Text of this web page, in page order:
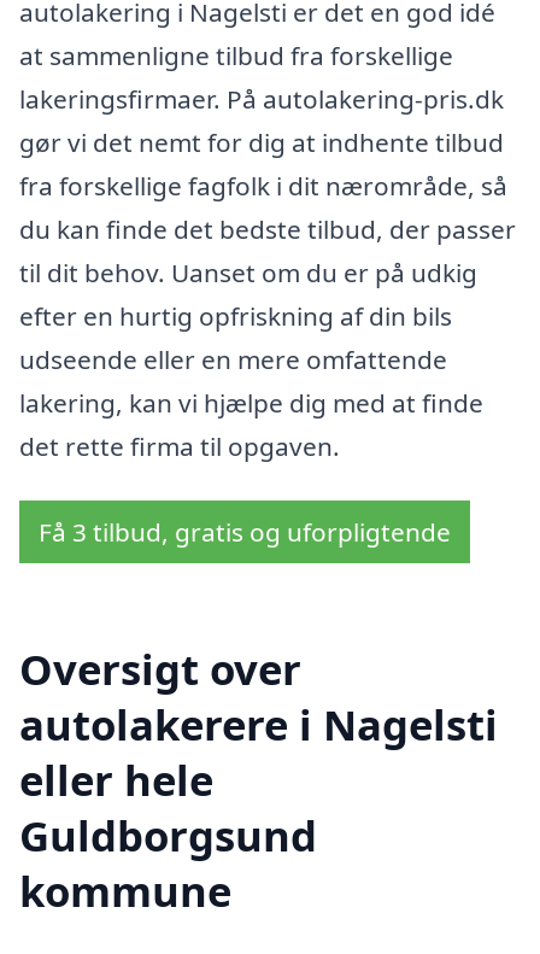
autolakering i Nagelsti er det en god idé
at sammenligne tilbud fra forskellige
lakeringsfirmaer. På autolakering-pris.dk
gør vi det nemt for dig at indhente tilbud
fra forskellige fagfolk i dit nærområde, så
du kan finde det bedste tilbud, der passer
til dit behov. Uanset om du er på udkig
efter en hurtig opfriskning af din bils
udseende eller en mere omfattende
lakering, kan vi hjælpe dig med at finde
det rette firma til opgaven.
Få 3 tilbud, gratis og uforpligtende
Oversigt over
autolakerere i Nagelsti
eller hele
Guldborgsund
kommune